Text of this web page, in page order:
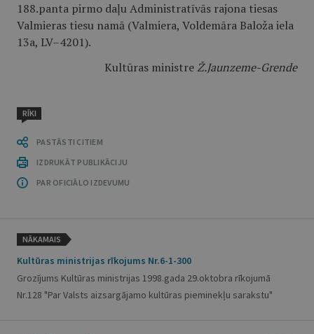
188.panta pirmo daļu Administratīvās rajona tiesas
Valmieras tiesu namā (Valmiera, Voldemāra Baloža iela
13a, LV–4201).
Kultūras ministreŽ.Jaunzeme-Grende
RĪKI
PASTĀSTI CITIEM
IZDRUKĀT PUBLIKĀCIJU
PAR OFICIĀLO IZDEVUMU
NĀKAMAIS
Kultūras ministrijas rīkojums Nr.6-1-300
Grozījums Kultūras ministrijas 1998.gada 29.oktobra rīkojumā
Nr.128 "Par Valsts aizsargājamo kultūras pieminekļu sarakstu"